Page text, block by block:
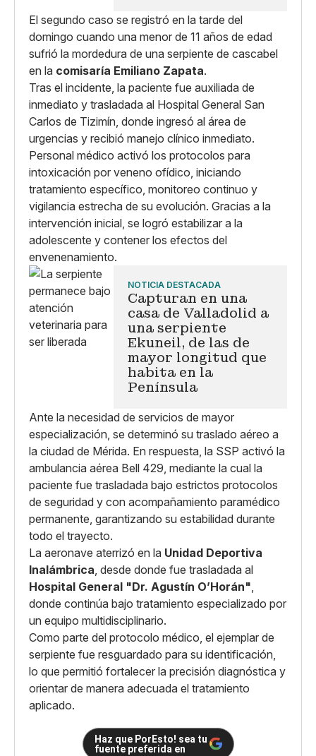
El segundo caso se registró en la tarde del
domingo cuando una menor de 11 años de edad
sufrió la mordedura de una serpiente de cascabel
en la comisaría Emiliano Zapata.
Tras el incidente, la paciente fue auxiliada de
inmediato y trasladada al Hospital General San
Carlos de Tizimín, donde ingresó al área de
urgencias y recibió manejo clínico inmediato.
Personal médico activó los protocolos para
intoxicación por veneno ofídico, iniciando
tratamiento específico, monitoreo continuo y
vigilancia estrecha de su evolución. Gracias a la
intervención inicial, se logró estabilizar a la
adolescente y contener los efectos del
envenenamiento.
NOTICIA DESTACADA
Capturan en una
casa de Valladolid a
una serpiente
Ekuneil, de las de
mayor longitud que
habita en la
Península
Ante la necesidad de servicios de mayor
especialización, se determinó su traslado aéreo a
la ciudad de Mérida. En respuesta, la SSP activó la
ambulancia aérea Bell 429, mediante la cual la
paciente fue trasladada bajo estrictos protocolos
de seguridad y con acompañamiento paramédico
permanente, garantizando su estabilidad durante
todo el trayecto.
La aeronave aterrizó en la Unidad Deportiva
Inalámbrica , desde donde fue trasladada al
Hospital General "Dr. Agustín O’Horán"
donde continúa bajo tratamiento especializado por
un equipo multidisciplinario.
Como parte del protocolo médico, el ejemplar de
serpiente fue resguardado para su identificación,
lo que permitió fortalecer la precisión diagnóstica y
orientar de manera adecuada el tratamiento
aplicado.
Haz que PorEsto! sea tu
fuente preferida en